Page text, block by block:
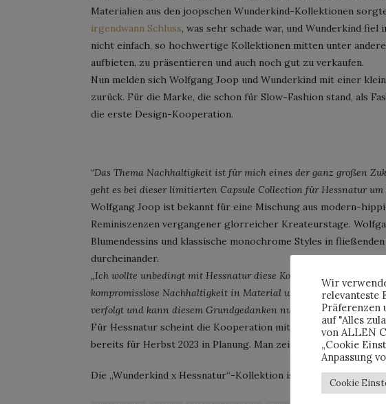
Materialien aus den joopschen Wunderkind-Kollektionen
irgendwann Schluss, was sehr schade war, und Wunderkind
nicht einfach, so hochwertige Kollektionen mitten unter
aufbieten, zu präsentieren und auch noch gut zu verkaufen.
Nun melden sich Wolfgang Joop und Wunderkind mit einer
zurück. Für die Marke, die schon für Slow-Fashion stand, als
die erste Design-Kooperation.
“Das Thema Nachhaltigkeit ist für mich eines der ganz großen
geht es bei dieser limitierten Capsule Collection für Hessnatur um
Wolfgang Joop ist bekannt für eine Mischung aus modern-
Reminiszenzen vergangener glorreicher Kreateurstage.
Blumendessins und klassische monochrome Styles in
durcheinander.
„Ich wollte unbedingt mit Hessnatur diese Kollektion kreieren.
kompromisslose Nachhaltigkeit in Material wie Produktion. Diese
verfolgt und kann diesem Grundgedanken nun neues Leben
Für Hessnatur scheint die Kooperation mit Wunderkind auf
bereits für Herbst 2023 in Planung. Man zeigt sich zurecht
Die „Wunderkind x Hessnatur“-Kollektion ist ab 11. Mai 2023
Wir
relevanteste
Präferenzen
auf "Alles
von ALLEN
„Cookie
Anpassung
Cookie